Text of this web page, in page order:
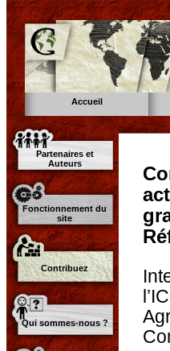
Accueil
Partenaires et
Auteurs
Fonctionnement du
site
Contribuez
Qui sommes-nous ?